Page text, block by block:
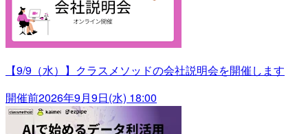
【9/9（水）】クラスメソッドの会社説明会を開催します
開催前2026年9月9日(水) 18:00